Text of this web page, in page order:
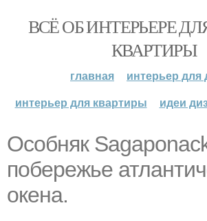
ВСЁ ОБ ИНТЕРЬЕРЕ
КВАРТИРЫ
главная
интерьер для
интерьер для квартиры
идеи
Особняк
побережье
окена.